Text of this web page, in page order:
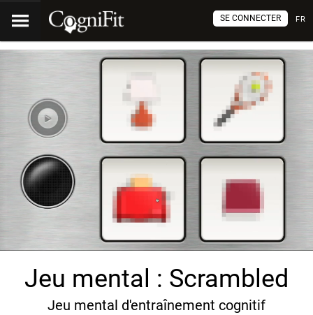
FR
SE CONNECTER
Jeu mental : Scrambled
Jeu mental d'entraînement cognitif